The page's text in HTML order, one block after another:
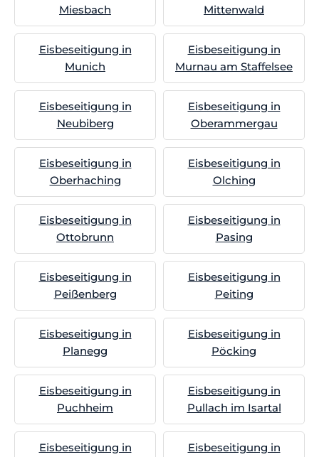
Miesbach
Mittenwald
Eisbeseitigung in
Munich
Eisbeseitigung in
Murnau am Staffelsee
Eisbeseitigung in
Neubiberg
Eisbeseitigung in
Oberammergau
Eisbeseitigung in
Oberhaching
Eisbeseitigung in
Olching
Eisbeseitigung in
Ottobrunn
Eisbeseitigung in
Pasing
Eisbeseitigung in
Peißenberg
Eisbeseitigung in
Peiting
Eisbeseitigung in
Planegg
Eisbeseitigung in
Pöcking
Eisbeseitigung in
Puchheim
Eisbeseitigung in
Pullach im Isartal
Eisbeseitigung in
Eisbeseitigung in